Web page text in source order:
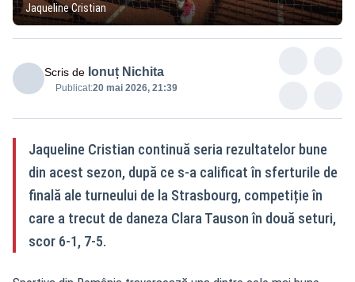
Jaqueline Cristian
Scris de Ionuț Nichita
Publicat:20 mai 2026, 21:39
Jaqueline Cristian continuă seria rezultatelor bune
din acest sezon, după ce s-a calificat în sferturile de
finală ale turneului de la Strasbourg, competiție în
care a trecut de daneza Clara Tauson în două seturi,
scor 6-1, 7-5.